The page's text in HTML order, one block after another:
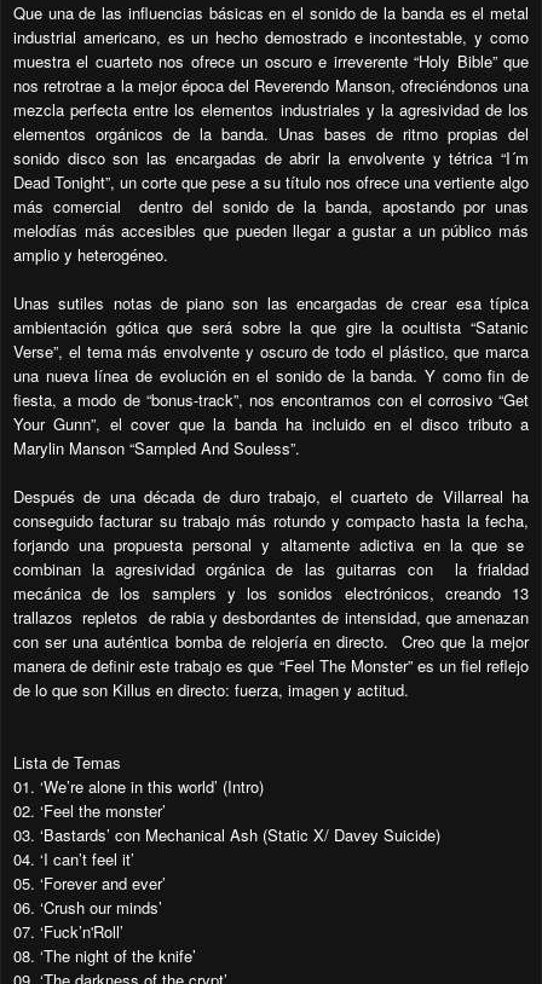
Que una de las influencias básicas en el sonido de la banda es el metal
industrial americano, es un hecho demostrado e incontestable, y como
muestra el cuarteto nos ofrece un oscuro e irreverente “Holy Bible” que
nos retrotrae a la mejor época del Reverendo Manson, ofreciéndonos una
mezcla perfecta entre los elementos industriales y la agresividad de los
elementos orgánicos de la banda. Unas bases de ritmo propias del
sonido disco son las encargadas de abrir la envolvente y tétrica “I´m
Dead Tonight”, un corte que pese a su título nos ofrece una vertiente algo
más comercial dentro del sonido de la banda, apostando por unas
melodías más accesibles que pueden llegar a gustar a un público más
amplio y heterogéneo.
Unas sutiles notas de piano son las encargadas de crear esa típica
ambientación gótica que será sobre la que gire la ocultista “Satanic
Verse”, el tema más envolvente y oscuro de todo el plástico, que marca
una nueva línea de evolución en el sonido de la banda. Y como fin de
fiesta, a modo de “bonus-track”, nos encontramos con el corrosivo “Get
Your Gunn”, el cover que la banda ha incluido en el disco tributo a
Marylin Manson “Sampled And Souless”.
Después de una década de duro trabajo, el cuarteto de Villarreal ha
conseguido facturar su trabajo más rotundo y compacto hasta la fecha,
forjando una propuesta personal y altamente adictiva en la que se
combinan la agresividad orgánica de las guitarras con la frialdad
mecánica de los samplers y los sonidos electrónicos, creando 13
trallazos repletos de rabia y desbordantes de intensidad, que amenazan
con ser una auténtica bomba de relojería en directo. Creo que la mejor
manera de definir este trabajo es que “Feel The Monster” es un fiel reflejo
de lo que son Killus en directo: fuerza, imagen y actitud.
Lista de Temas
01. ‘We’re alone in this world’ (Intro)
02. ‘Feel the monster’
03. ‘Bastards’ con Mechanical Ash (Static X/ Davey Suicide)
04. ‘I can’t feel it’
05. ‘Forever and ever’
06. ‘Crush our minds’
07. ‘Fuck’n'Roll’
08. ‘The night of the knife’